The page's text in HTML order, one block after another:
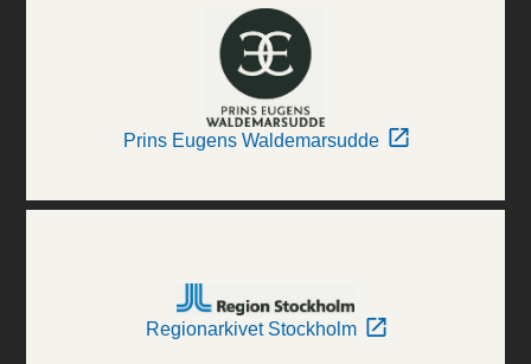
Prins Eugens Waldemarsudde
Regionarkivet Stockholm